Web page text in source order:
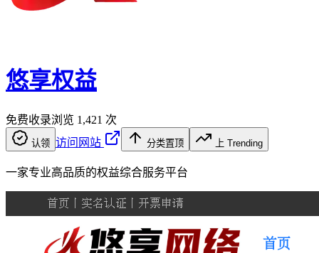
悠享权益
免费收录浏览 1,421 次
认领 访问网站 分类置顶 上 Trending
一家专业高品质的权益综合服务平台